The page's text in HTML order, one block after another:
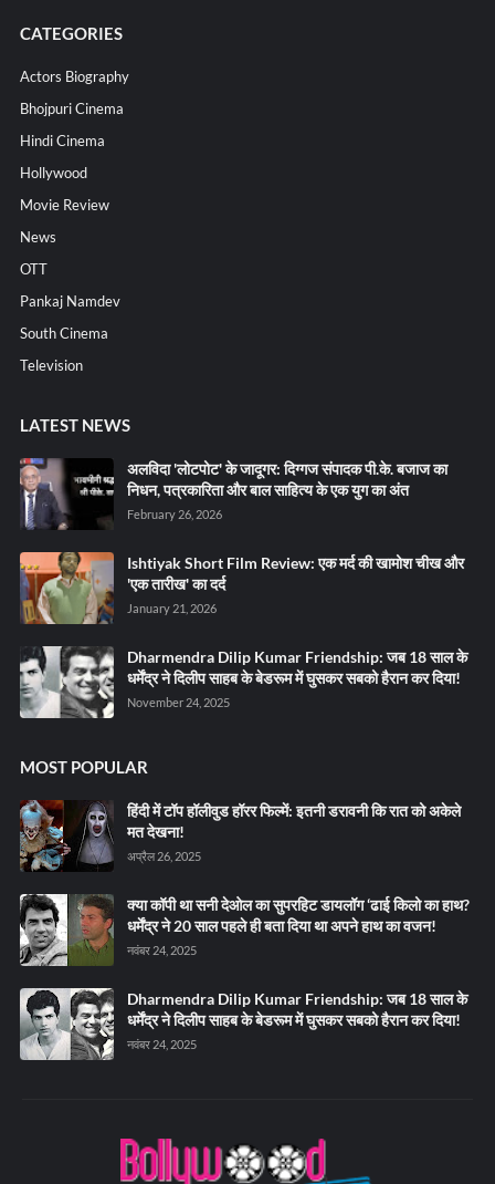
CATEGORIES
Actors Biography
Bhojpuri Cinema
Hindi Cinema
Hollywood
Movie Review
News
OTT
Pankaj Namdev
South Cinema
Television
LATEST NEWS
अलविदा 'लोटपोट' के जादूगर: दिग्गज संपादक पी.के. बजाज का
निधन, पत्रकारिता और बाल साहित्य के एक युग का अंत
February 26, 2026
Ishtiyak Short Film Review: एक मर्द की खामोश चीख और
'एक तारीख' का दर्द
January 21, 2026
Dharmendra Dilip Kumar Friendship: जब 18 साल के
धर्मेंद्र ने दिलीप साहब के बेडरूम में घुसकर सबको हैरान कर दिया!
November 24, 2025
MOST POPULAR
हिंदी में टॉप हॉलीवुड हॉरर फिल्में: इतनी डरावनी कि रात को अकेले
मत देखना!
अप्रैल 26, 2025
क्या कॉपी था सनी देओल का सुपरहिट डायलॉग ‘ढाई किलो का हाथ?
धर्मेंद्र ने 20 साल पहले ही बता दिया था अपने हाथ का वजन!
नवंबर 24, 2025
Dharmendra Dilip Kumar Friendship: जब 18 साल के
धर्मेंद्र ने दिलीप साहब के बेडरूम में घुसकर सबको हैरान कर दिया!
नवंबर 24, 2025